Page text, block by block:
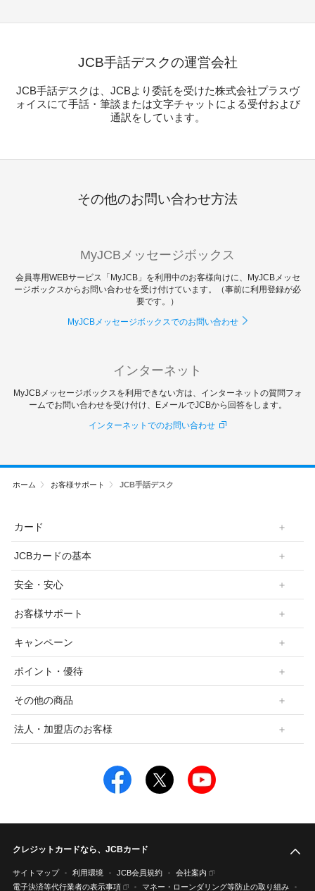
JCB手話デスクの運営会社
JCB手話デスクは、JCBより委託を受けた株式会社プラスヴ
ォイスにて手話・筆談または文字チャットによる受付および
通訳をしています。
その他のお問い合わせ方法
MyJCBメッセージボックス
会員専用WEBサービス「MyJCB」を利用中のお客様向けに、MyJCBメッセ
ージボックスからお問い合わせを受け付けています。（事前に利用登録が必
要です。）
MyJCBメッセージボックスでのお問い合わせ
インターネット
MyJCBメッセージボックスを利用できない方は、インターネットの質問フォ
ームでお問い合わせを受け付け、EメールでJCBから回答をします。
インターネットでのお問い合わせ
ホーム お客様サポート JCB手話デスク
カード
JCBカードの基本
安全・安心
お客様サポート
キャンペーン
ポイント・優待
その他の商品
法人・加盟店のお客様
クレジットカードなら、JCBカード
サイトマップ 利用環境 JCB会員規約
会社案内
電子決済等代行業者の表示事項
マネー・ローンダリング等防止の取り組み